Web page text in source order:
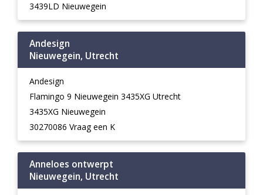
3439LD Nieuwegein
Andesign
Nieuwegein, Utrecht
Andesign
Flamingo 9 Nieuwegein 3435XG Utrecht
3435XG Nieuwegein
30270086 Vraag een K
Anneloes ontwerpt
Nieuwegein, Utrecht